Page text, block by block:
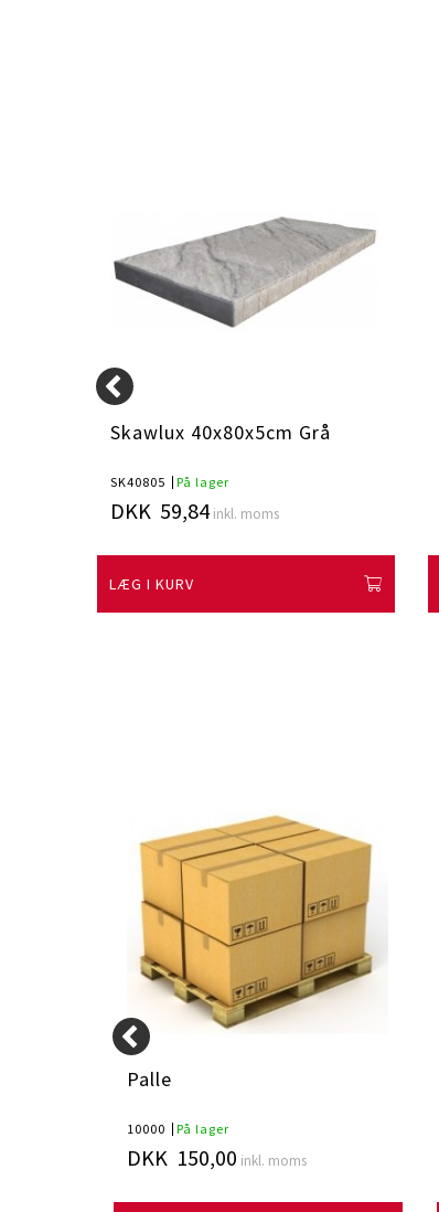
Skawlux 40x80x5cm Grå
SK40805 På lager
DKK 59,84 inkl. moms
LÆG I KURV
Palle
10000 På lager
DKK 150,00 inkl. moms